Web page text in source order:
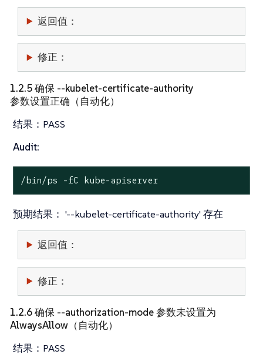
返回值：
修正：
1.2.5 确保 --kubelet-certificate-authority
参数设置正确（自动化）
结果： PASS
Audit:
/bin/ps -fC kube-apiserver
预期结果： '--kubelet-certificate-authority' 存在
返回值：
修正：
1.2.6 确保 --authorization-mode 参数未设置为
AlwaysAllow（自动化）
结果： PASS